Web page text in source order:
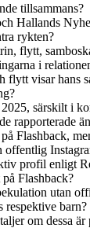
tillsammans?
Hallands
rykten?
flytt,
i
flytt visar hans
2025, särskilt i
rapporterade
Flashback,
offentlig
profil enligt
Flashback?
utan
respektive barn?
om dessa